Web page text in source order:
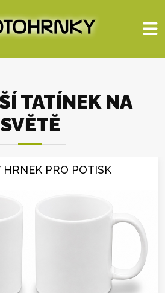
TATÍNEK NA
SVĚTĚ
HRNEK PRO POTISK